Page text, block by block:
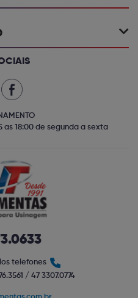
as 18:00 de segunda a sexta
telefones
/ 47 3307.0774